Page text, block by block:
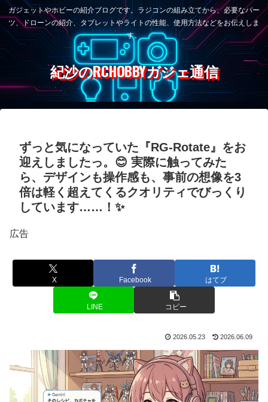
ガジェットやホビーの紹介ブログです。ラジコンの組み立てから、必要なパー
ツ、ドローンの紹介、タブレットやライトの性能、使用方法などをお伝えしま
す。
紀沙のRCHOBBYガジェ通信
ずっと気になっていた『RG-Rotate』をお
迎えしましたっ。😊 実際に触ってみた
ら、デザインも操作感も、事前の想像を3
倍は軽く超えてくるクオリティでびっくり
しています……！✨
広告
X Facebook はてブ
LINE コピー
2026.05.23 2026.06.09